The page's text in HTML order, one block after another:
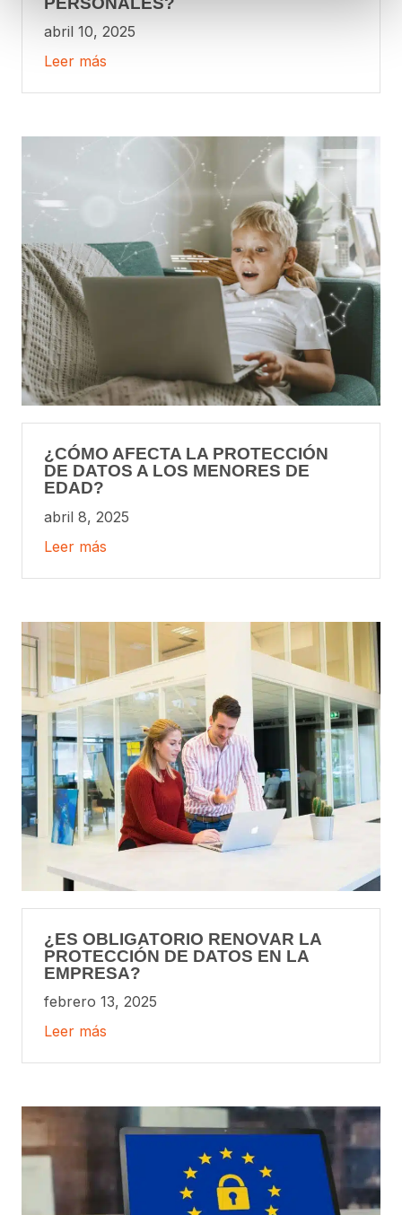
abril 10, 2025
Leer más
¿CÓMO AFECTA LA PROTECCIÓN
DE DATOS A LOS MENORES DE
EDAD?
abril 8, 2025
Leer más
¿ES OBLIGATORIO RENOVAR LA
PROTECCIÓN DE DATOS EN LA
EMPRESA?
febrero 13, 2025
Leer más